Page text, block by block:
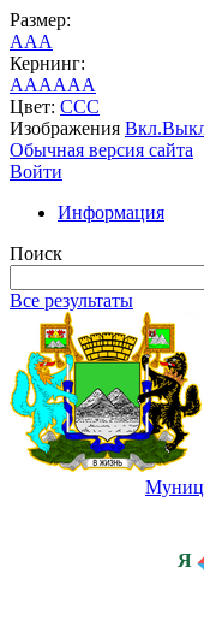
Размер:
AAA
Кернинг:
AAAAAA
Цвет: CCC
Изображения Вкл.
Обычная версия сайта
Войти
Информация
Поиск
Все результаты
Я